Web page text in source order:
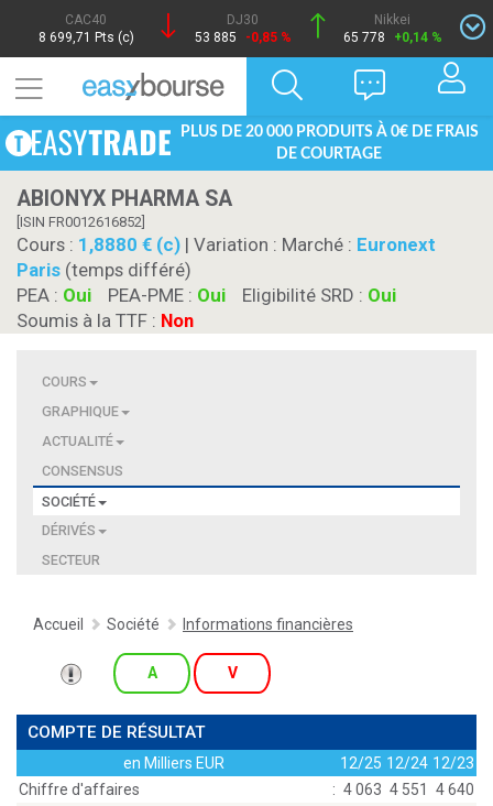
CAC40
8 699,71 Pts (c)
DJ30
53 885
-0,85 %
Nikkei
65 778
+0,14 %
PLUS DE 20 000 PRODUITS À 0€ DE FRAIS
DE COURTAGE
ABIONYX PHARMA SA
[ISIN FR0012616852]
Cours : 1,8880 € (c) | Variation : Marché : Euronext
Paris (temps différé)
PEA : Oui PEA-PME : Oui Eligibilité SRD : Oui
Soumis à la TTF : Non
COURS
GRAPHIQUE
ACTUALITÉ
CONSENSUS
SOCIÉTÉ
DÉRIVÉS
SECTEUR
Accueil Société Informations financières
A V
COMPTE DE RÉSULTAT
en Milliers EUR 12/25 12/24 12/23
Chiffre d'affaires
: 4 063 4 551
4 640